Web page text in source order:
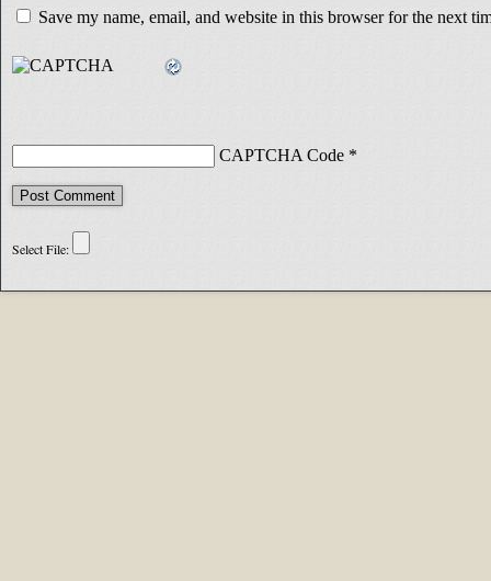
Save my name, email, and website in this browser for the next
CAPTCHA Code *